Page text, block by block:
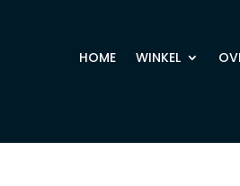
HOME WINKEL